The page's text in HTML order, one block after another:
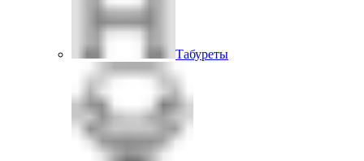
Табуреты